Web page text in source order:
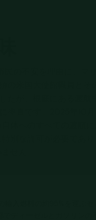
の不安を理由に、マ
の米国大使館職員とそ
たが、根底にある渡
率直です。2025年10
体へのすべての渡航
別な許可が必要であ
せん。
入燃料の約95%を運ぶ
ディーゼルとガソリンの